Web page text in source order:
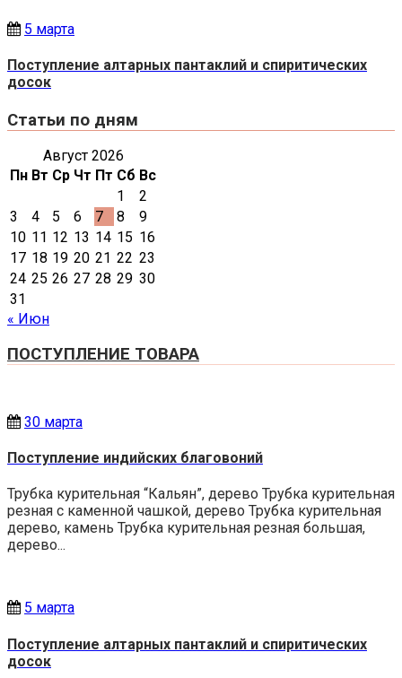
5 марта
Поступление алтарных пантаклий и спиритических
досок
Статьи по дням
Август 2026
Пн Вт Ср Чт Пт Сб Вс
1
2
3
4 5 6 7 8
9
10 11 12 13 14 15 16
17 18 19 20 21 22 23
24 25 26 27 28 29 30
31
« Июн
ПОСТУПЛЕНИЕ ТОВАРА
30 марта
Поступление индийских благовоний
Трубка курительная “Кальян”, дерево Трубка курительная
резная с каменной чашкой, дерево Трубка курительная
дерево, камень Трубка курительная резная большая,
дерево...
5 марта
Поступление алтарных пантаклий и спиритических
досок